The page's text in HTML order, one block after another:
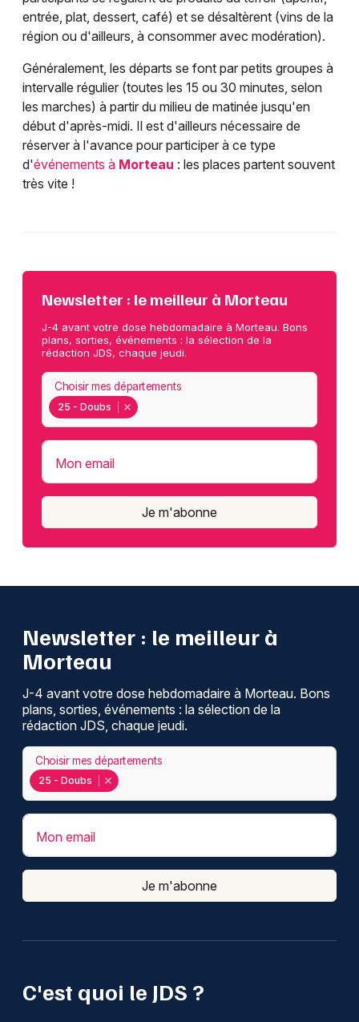
entrée, plat, dessert, café) et se désaltèrent (vins de la
région ou d'ailleurs, à consommer avec modération).
Généralement, les départs se font par petits groupes à
intervalle régulier (toutes les 15 ou 30 minutes, selon
les marches) à partir du milieu de matinée jusqu'en
début d'après-midi. Il est d'ailleurs nécessaire de
réserver à l'avance pour participer à ce type
d'événements à Morteau : les places partent souvent
très vite !
Newsletter : le meilleur à Morteau
J-4 avant votre dose hebdomadaire à Morteau. Bons
plans, sorties, événements : la sélection de la
rédaction JDS, chaque jeudi.
25 - Doubs
Choisir mes départements
Mon email
Je m'abonne
C'est quoi le JDS ?
Newsletter : le meilleur à
Morteau
J-4 avant votre dose hebdomadaire à Morteau. Bons
plans, sorties, événements : la sélection de la
rédaction JDS, chaque jeudi.
25 - Doubs
Choisir mes départements
Mon email
Je m'abonne